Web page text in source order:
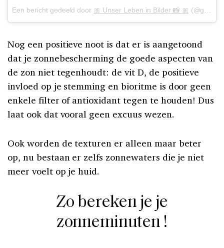
Een bericht gedeeld door 🎀 Unser Leben in Bilder 📸 🎀 (@glitzerfee_mami) op
Nog een positieve noot is dat er is aangetoond
dat je zonnebescherming de goede aspecten van
de zon niet tegenhoudt: de vit D, de positieve
invloed op je stemming en bioritme is door geen
enkele filter of antioxidant tegen te houden! Dus
laat ook dat vooral geen excuus wezen.
Ook worden de texturen er alleen maar beter
op, nu bestaan er zelfs zonnewaters die je niet
meer voelt op je huid.
Zo bereken je je
zonneminuten !